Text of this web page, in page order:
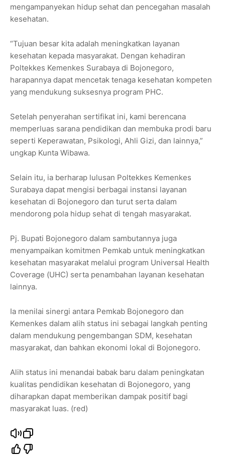
mengampanyekan hidup sehat dan pencegahan masalah
kesehatan.
“Tujuan besar kita adalah meningkatkan layanan
kesehatan kepada masyarakat. Dengan kehadiran
Poltekkes Kemenkes Surabaya di Bojonegoro,
harapannya dapat mencetak tenaga kesehatan kompeten
yang mendukung suksesnya program PHC.
Setelah penyerahan sertifikat ini, kami berencana
memperluas sarana pendidikan dan membuka prodi baru
seperti Keperawatan, Psikologi, Ahli Gizi, dan lainnya,”
ungkap Kunta Wibawa.
Selain itu, ia berharap lulusan Poltekkes Kemenkes
Surabaya dapat mengisi berbagai instansi layanan
kesehatan di Bojonegoro dan turut serta dalam
mendorong pola hidup sehat di tengah masyarakat.
Pj. Bupati Bojonegoro dalam sambutannya juga
menyampaikan komitmen Pemkab untuk meningkatkan
kesehatan masyarakat melalui program Universal Health
Coverage (UHC) serta penambahan layanan kesehatan
lainnya.
Ia menilai sinergi antara Pemkab Bojonegoro dan
Kemenkes dalam alih status ini sebagai langkah penting
dalam mendukung pengembangan SDM, kesehatan
masyarakat, dan bahkan ekonomi lokal di Bojonegoro.
Alih status ini menandai babak baru dalam peningkatan
kualitas pendidikan kesehatan di Bojonegoro, yang
diharapkan dapat memberikan dampak positif bagi
masyarakat luas. (red)